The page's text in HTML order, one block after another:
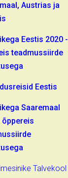
Austrias ja
Eestis 2020 -
teadmussiirde
Eestis
Saaremaal
õppereis
Talvekool